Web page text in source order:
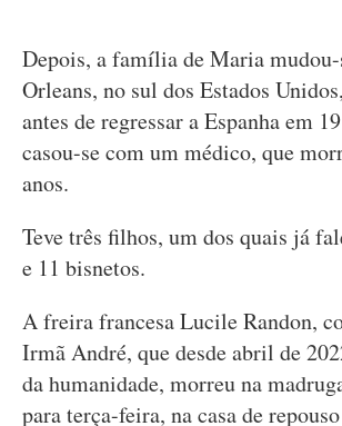
Depois, a família de Maria mudou-
Orleans, no sul dos Estados
antes de regressar a Espanha em
casou-se com um médico, que
anos.
Teve três filhos, um dos quais já
e 11 bisnetos.
A freira francesa Lucile Randon,
Irmã André, que desde abril de
da humanidade, morreu na
para terça-feira, na casa de